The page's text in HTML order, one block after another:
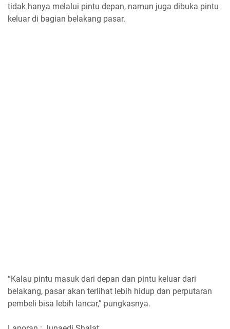
tidak hanya melalui pintu depan, namun juga dibuka pintu
keluar di bagian belakang pasar.
“Kalau pintu masuk dari depan dan pintu keluar dari
belakang, pasar akan terlihat lebih hidup dan perputaran
pembeli bisa lebih lancar,” pungkasnya.